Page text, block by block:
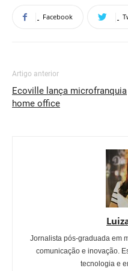
Facebook
Artigo anterior
Ecoville lança microfranquia
home office
Jornalista pós-graduada em
comunicação e inovação.
tecnologia e